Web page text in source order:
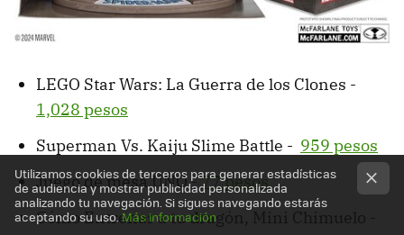
LEGO Star Wars: La Guerra de los Clones -
1,028 pesos
Superman Vs. Kaiju Slime Battle - 959 pesos
Juego de mesa UNO -77 pesos
Cómo Entrenar a tu dragón, Mini Chimuelo -
Utilizamos cookies de terceros para generar estadísticas
de audiencia y mostrar publicidad personalizada
analizando tu navegación. Si sigues navegando estarás
aceptando su uso.Más información